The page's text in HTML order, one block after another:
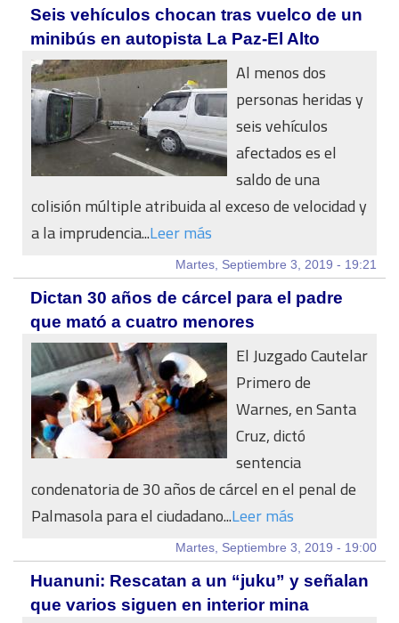
Seis vehículos chocan tras vuelco de un
minibús en autopista La Paz-El Alto
Al menos dos
personas heridas y
seis vehículos
afectados es el
saldo de una
colisión múltiple atribuida al exceso de velocidad y
a la imprudencia...Leer más
Martes, Septiembre 3, 2019 - 19:21
Dictan 30 años de cárcel para el padre
que mató a cuatro menores
El Juzgado Cautelar
Primero de
Warnes, en Santa
Cruz, dictó
sentencia
condenatoria de 30 años de cárcel en el penal de
Palmasola para el ciudadano...Leer más
Martes, Septiembre 3, 2019 - 19:00
Huanuni: Rescatan a un “juku” y señalan
que varios siguen en interior mina